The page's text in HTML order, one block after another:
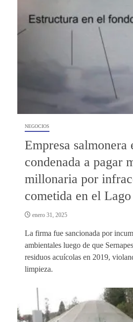
NEGOCIOS
Empresa salmonera
condenada a pagar
millonaria por
cometida en el
enero 31, 2025
La firma fue sancionada por
ambientales luego de que
residuos acuícolas en 2019,
limpieza.